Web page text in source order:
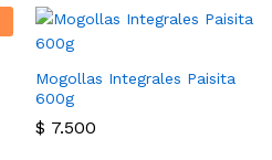
Mogollas Integrales Paisita
600g
$ 7.500